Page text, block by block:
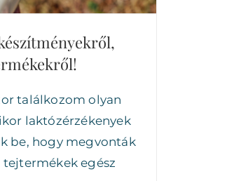
találkozom olyan
laktózérzékenyek
be, hogy megvonták
egész